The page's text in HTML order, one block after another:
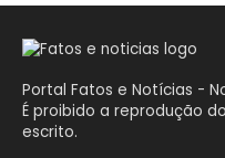
Portal Fatos e Notícias -
É proibido a reprodução
escrito.